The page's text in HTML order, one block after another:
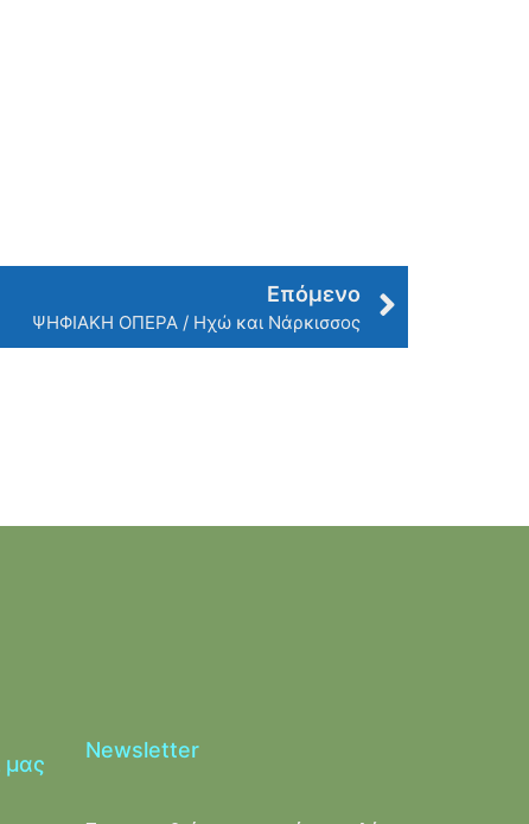
Επόμενο
ΨΗΦΙΑΚΗ ΟΠΕΡΑ / Ηχώ και Νάρκισσος
μας
Newsletter